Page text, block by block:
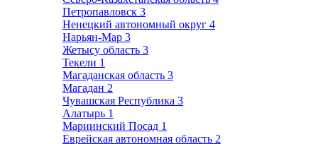
Петропавловск 3
Ненецкий автономный округ 4
Нарьян-Мар 3
Жетысу область 3
Текели 1
Магаданская область 3
Магадан 2
Чувашская Республика 3
Алатырь 1
Мариинский Посад 1
Еврейская автономная область 2